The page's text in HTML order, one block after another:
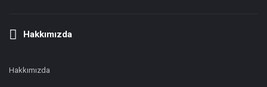
Hakkımızda
Hakkımızda